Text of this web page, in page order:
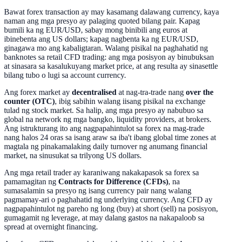
Bawat forex transaction ay may kasamang dalawang currency, kaya
naman ang mga presyo ay palaging quoted bilang pair. Kapag
bumili ka ng EUR/USD, sabay mong binibili ang euros at
ibinebenta ang US dollars; kapag nagbenta ka ng EUR/USD,
ginagawa mo ang kabaligtaran. Walang pisikal na paghahatid ng
banknotes sa retail CFD trading: ang mga posisyon ay binubuksan
at sinasara sa kasalukuyang market price, at ang resulta ay sinasettle
bilang tubo o lugi sa account currency.
Ang forex market ay decentralised at nag-tra-trade nang over the
counter (OTC), ibig sabihin walang iisang pisikal na exchange
tulad ng stock market. Sa halip, ang mga presyo ay nabubuo sa
global na network ng mga bangko, liquidity providers, at brokers.
Ang istrukturang ito ang nagpapahintulot sa forex na mag-trade
nang halos 24 oras sa isang araw sa iba't ibang global time zones at
magtala ng pinakamalaking daily turnover ng anumang financial
market, na sinusukat sa trilyong US dollars.
Ang mga retail trader ay karaniwang nakakapasok sa forex sa
pamamagitan ng Contracts for Difference (CFDs), na
sumasalamin sa presyo ng isang currency pair nang walang
pagmamay-ari o paghahatid ng underlying currency. Ang CFD ay
nagpapahintulot ng pareho ng long (buy) at short (sell) na posisyon,
gumagamit ng leverage, at may dalang gastos na nakapaloob sa
spread at overnight financing.